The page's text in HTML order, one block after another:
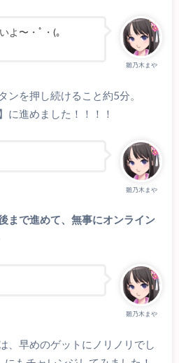
雛乃木まや
よ〜・ﾟ・(｡
ンを押し続けること約5分。
に進めました！！！！
雛乃木まや
まで進めて、無事にオンライン
雛乃木まや
、早めのゲットにノリノリでし